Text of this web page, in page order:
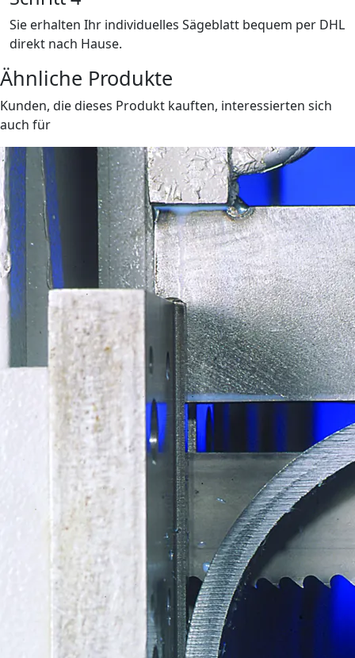
Sie erhalten Ihr individuelles Sägeblatt bequem per DHL
direkt nach Hause.
Ähnliche Produkte
Kunden, die dieses Produkt kauften, interessierten sich
auch für